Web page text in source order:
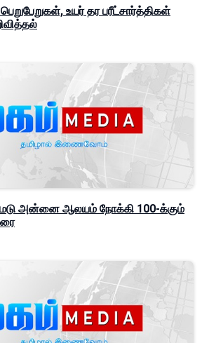
உயர் தர பரீட்சார்த்திகள்
மடு அன்னை ஆலயம் நோக்கி 100-க்கும்